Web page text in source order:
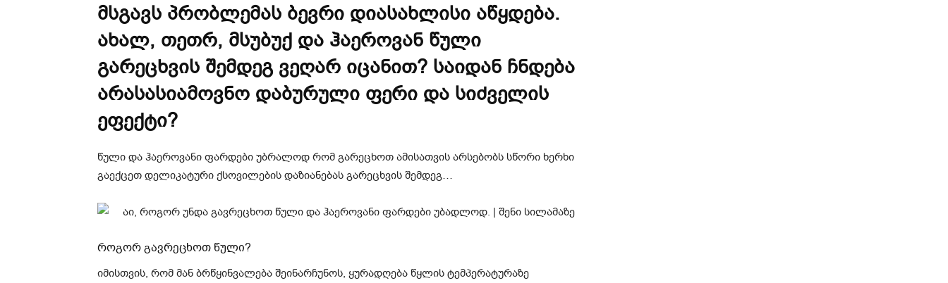
მსგავს პრობლემას ბევრი დიასახლისი აწყდება.
ახალ, თეთრ, მსუბუქ და ჰაეროვან წული
გარეცხვის შემდეგ ვეღარ იცანით? საიდან ჩნდება
არასასიამოვნო დაბურული ფერი და სიძველის
ეფექტი?
წული და ჰაეროვანი ფარდები უბრალოდ რომ გარეცხოთ ამისათვის არსებობს სწორი ხერხი
გაექცეთ დელიკატური ქსოვილების დაზიანებას გარეცხვის შემდეგ…
როგორ გავრეცხოთ წული?
იმისთვის, რომ მან ბრწყინვალება შეინარჩუნოს, ყურადღება წყლის ტემპერატურაზე